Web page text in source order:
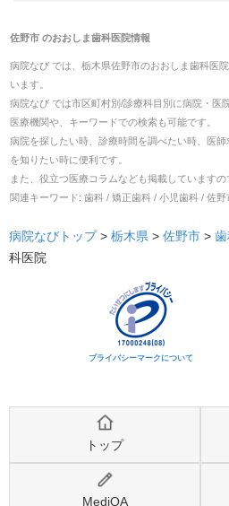
佐野市のおおしま歯科医院情報
病院なび では、 栃木県佐野市のおおしま歯科医院
います。
病院なび では市区町村別/診療科目別に病院・医
医療機関や、キーワードでの検索も可能です。
病院を探したい時、診療時間を調べたい時、医
を知りたい時に便利です。
また、役立つ医療コラムなども掲載していますの
関連キーワード: 歯科 / 矯正歯科 / 小児歯科 / 佐
病院なびトップ > 栃木県 > 佐野市 >
科医院
プライバシーマークについて
トップ
MediQA